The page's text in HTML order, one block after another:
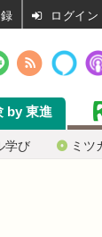
学び ミツ
by 東進
ログイン